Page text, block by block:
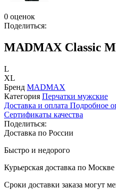
0 оценок
Поделиться:
MADMAX Classic
L
XL
Бренд MADMAX
Категория Перчатки мужские
Доставка и оплата Подробное
Сертификаты качества
Поделиться:
Доставка по России
Быстро и недорого
Курьерская доставка по
Сроки доставки заказа могут